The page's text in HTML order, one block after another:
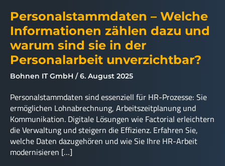
Personalstammdaten – Welche
Informationen zählen dazu und
warum sind sie in der
Personalarbeit unverzichtbar?
Bohnen IT GmbH 6. August 2025
Personalstammdaten sind essenziell für HR-Prozesse: Sie
ermöglichen Lohnabrechnung, Arbeitszeitplanung und
Kommunikation. Digitale Lösungen wie Factorial erleichtern
die Verwaltung und steigern die Effizienz. Erfahren Sie,
welche Daten dazugehören und wie Sie Ihre HR-Arbeit
modernisieren […]